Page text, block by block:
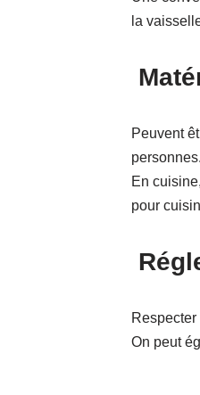
la
Peuvent
En
pour
On peut